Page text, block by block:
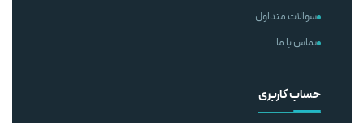
سوالات متداول
تماس با ما
حساب کاربری